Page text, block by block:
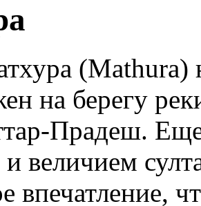
на берегу
Прадеш. Еще
и величием
впечатление,